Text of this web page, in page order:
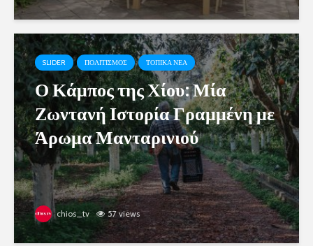
SLIDER ΠΟΛΙΤΙΣΜΟΣ ΤΟΠΙΚΑ ΝΕΑ
Ο Κάμπος της Χίου: Μία
Ζωντανή Ιστορία Γραμμένη με
Άρωμα Μανταρινιού
chios_tv 57 views